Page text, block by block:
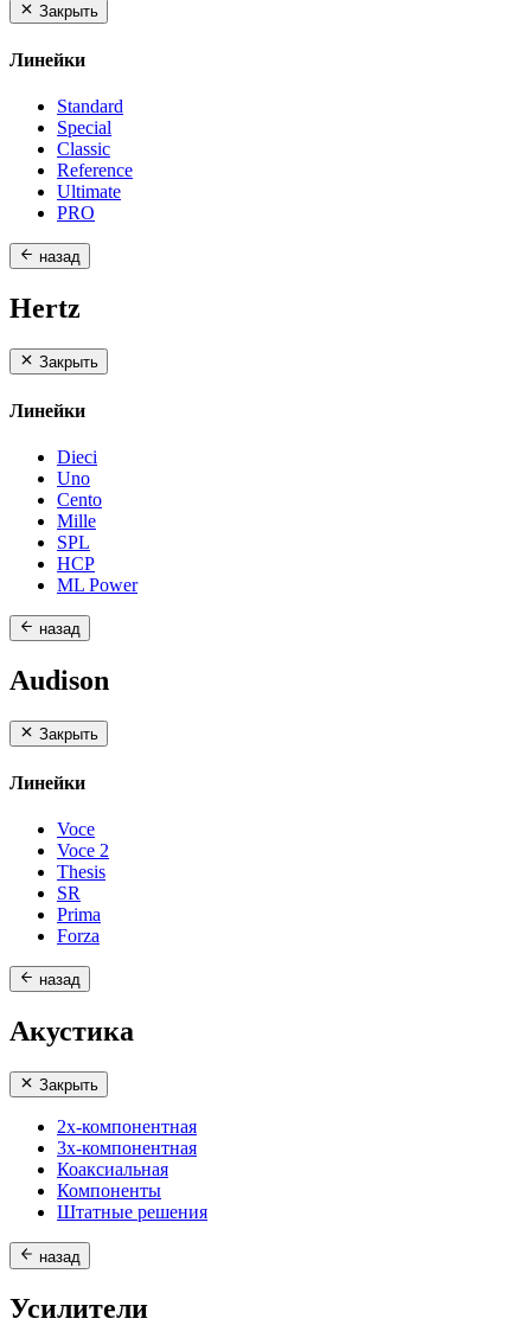
Закрыть
Линейки
Standard
Special
Classic
Reference
Ultimate
PRO
назад
Hertz
Закрыть
Линейки
Dieci
Uno
Cento
Mille
SPL
HCP
ML Power
назад
Audison
Закрыть
Линейки
Voce
Voce 2
Thesis
SR
Prima
Forza
назад
Акустика
Закрыть
2х-компонентная
3х-компонентная
Коаксиальная
Компоненты
Штатные решения
назад
Усилители